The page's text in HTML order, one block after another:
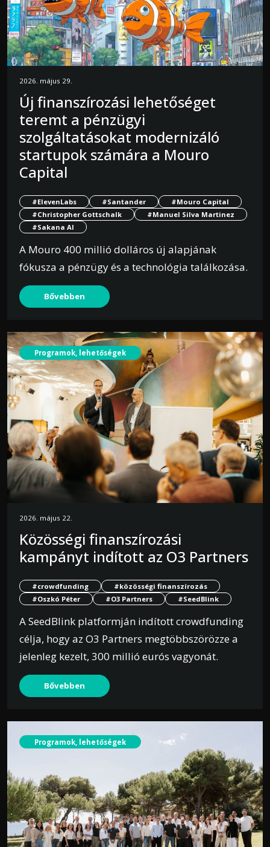
2026. május 29.
Új finanszírozási lehetőséget
teremt a pénzügyi
szolgáltatásokat modernizáló
startupok számára a Mouro
Capital
#ElevenLabs #Santander
#Mouro Capital
#Christopher Gottschalk
#Manuel Silva Martinez
#Sakana AI
A Mouro 400 millió dolláros új alapjának
fókusza a pénzügy és a technológia találkozása.
Bővebben
Programok, lehetőségek
2026. május 22.
Közösségi finanszírozási
kampányt indított az O3 Partners
#crowdfunding
#közösségi finanszírozás
#Oszkó Péter
#O3 Partners #SeedBlink
A SeedBlink platformján indított crowdfunding
célja, hogy az O3 Partners megtöbbszörözze a
jelenleg kezelt, 300 millió eurós vagyonát.
Bővebben
Programok, lehetőségek